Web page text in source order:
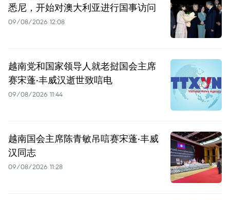
悉尼，开始对澳大利亚进行国事访问
09/08/2026 12:08
越南党和国家领导人就老挝国会主席
赛宋蓬·丰威汉逝世致唁电
09/08/2026 11:44
越南国会主席陈青敏吊唁赛宋蓬·丰威
汉同志
09/08/2026 11:28